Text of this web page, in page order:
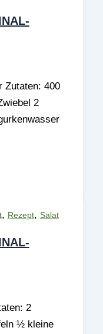
Zutaten: 400
2
, Rezept, Salat
2
½ kleine